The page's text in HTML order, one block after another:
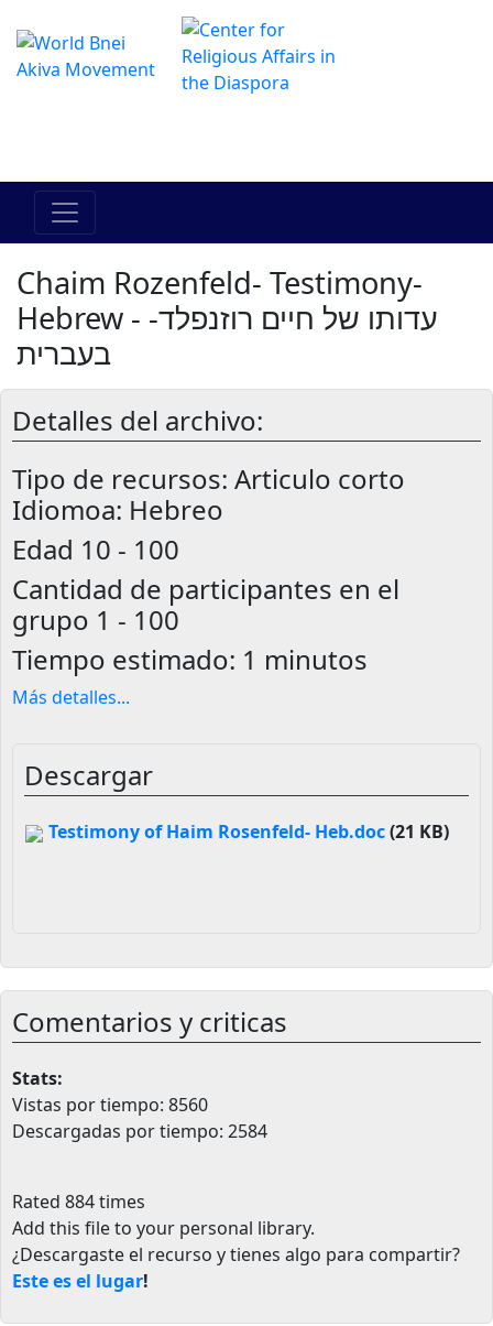
Chaim Rozenfeld- Testimony-
Hebrew - עדותו של חיים רוזנפלד-
בעברית
Detalles del archivo:
Tipo de recursos: Articulo corto
Idiomoa: Hebreo
Edad 10 - 100
Cantidad de participantes en el
grupo 1 - 100
Tiempo estimado: 1 minutos
Más detalles...
Descargar
Testimony of Haim Rosenfeld- Heb.doc(21 KB)
Comentarios y criticas
Stats:
Vistas por tiempo: 8560
Descargadas por tiempo: 2584
Rated 884 times
Add this file to your personal library.
¿Descargaste el recurso y tienes algo para compartir?
Este es el lugar!